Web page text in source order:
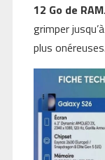
12 Go de RAM
grimper jusqu’à
plus onéreuses.